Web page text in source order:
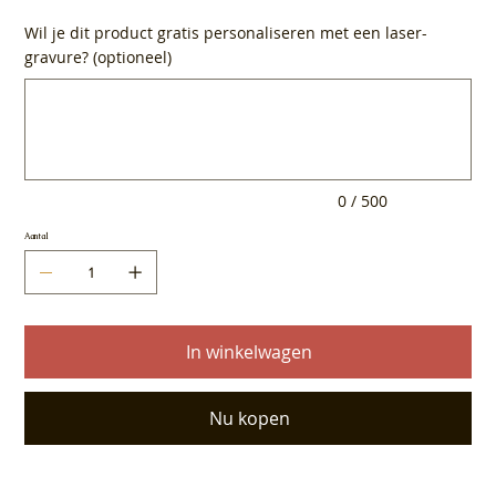
Wil je dit product gratis personaliseren met een laser-
gravure? (optioneel)
0 / 500
Aantal
In winkelwagen
Nu kopen